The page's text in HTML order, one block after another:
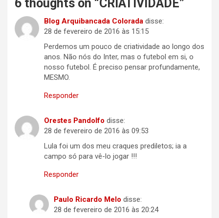
6 thoughts on “CRIATIVIDADE”
Blog Arquibancada Colorada disse:
28 de fevereiro de 2016 às 15:15
Perdemos um pouco de criatividade ao longo dos
anos. Não nós do Inter, mas o futebol em si, o
nosso futebol. É preciso pensar profundamente,
MESMO.
Responder
Orestes Pandolfo disse:
28 de fevereiro de 2016 às 09:53
Lula foi um dos meu craques prediletos; ia a
campo só para vê-lo jogar !!!
Responder
Paulo Ricardo Melo disse:
28 de fevereiro de 2016 às 20:24